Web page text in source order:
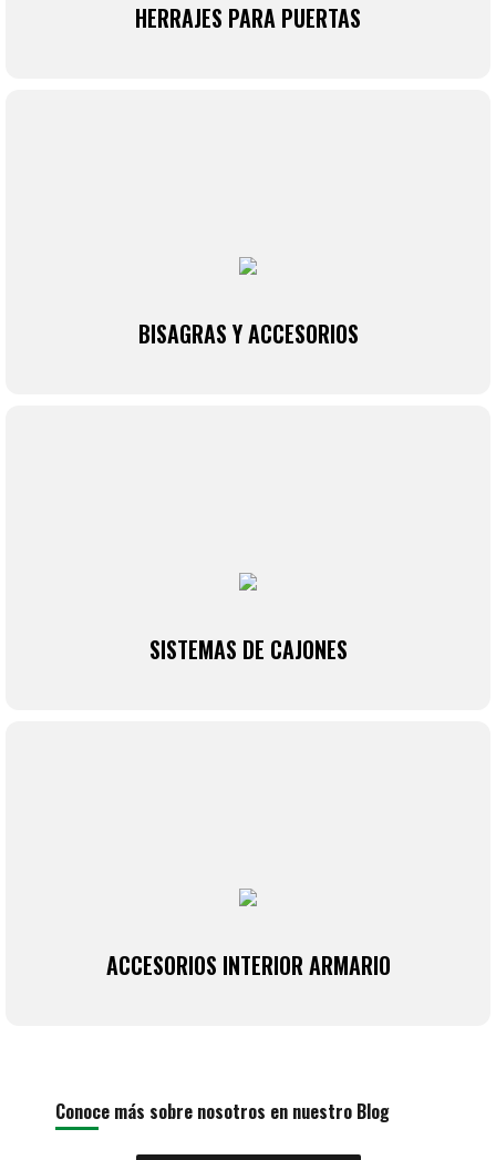
HERRAJES PARA PUERTAS
BISAGRAS Y ACCESORIOS
SISTEMAS DE CAJONES
Haz una visita por nuestra tienda online.
ACCESORIOS INTERIOR ARMARIO
perfecheros, pantaloneros y barras de colgar,
diseñados para maximizar el espacio y mejorar la
Conoce más sobre nosotros en nuestro Blog